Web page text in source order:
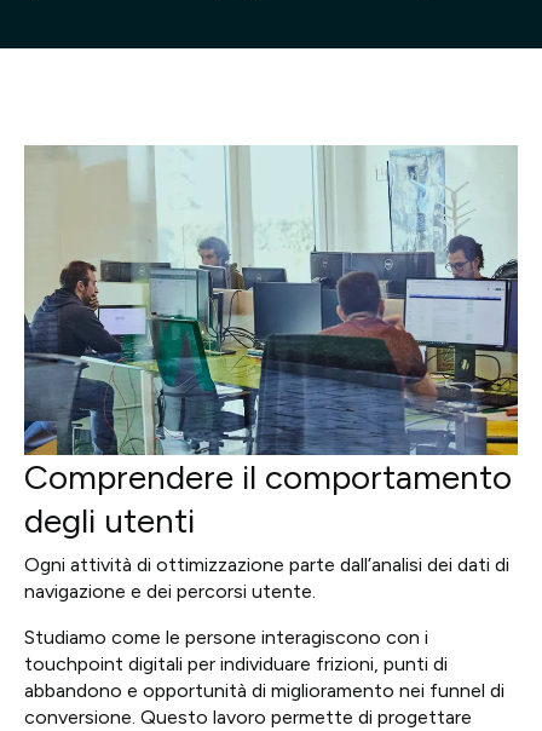
Comprendere il comportamento
degli utenti
Ogni attività di ottimizzazione parte dall’analisi dei dati di
navigazione e dei percorsi utente.
Studiamo come le persone interagiscono con i
touchpoint digitali per individuare frizioni, punti di
abbandono e opportunità di miglioramento nei funnel di
conversione. Questo lavoro permette di progettare